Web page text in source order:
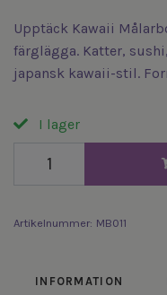
Upptäck Kawaii
färglägga. Katter,
japansk kawaii-stil.
I lager
Artikelnummer: MB011
INFORMATION